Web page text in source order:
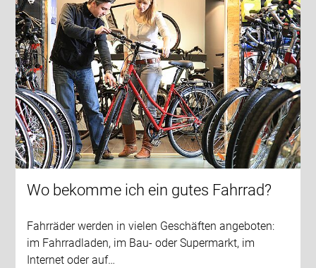
Wo bekomme ich ein gutes Fahrrad?
Fahrräder werden in vielen Geschäften angeboten:
im Fahrradladen, im Bau- oder Supermarkt, im
Internet oder auf…